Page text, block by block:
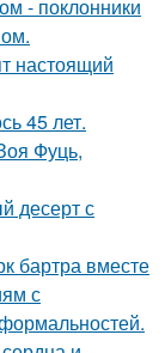
- поклонники
настоящий
45 лет.
Фуць,
десерт с
бартра вместе
с